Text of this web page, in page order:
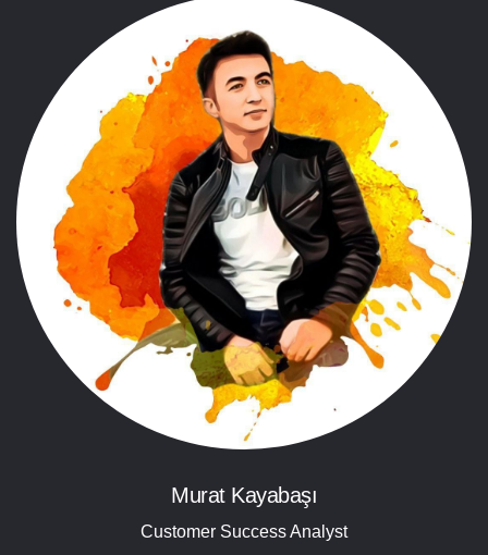
Murat Kayabaşı
Customer Success Analyst